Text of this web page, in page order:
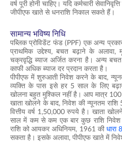
वर्ष पूरी होनी चाहिए। यदि कर्मचारी
जीपीएफ खाते से धनराशि निकाल सकते हैं।
सामान्य भविष्य निधि
पब्लिक प्रोविडेंट फंड (PPF) एक अन्य
प्राथमिक उद्देश्य, बचत बढ़ाने के
चक्रवृद्धि ब्याज अर्जित करना है। अन्य
काफी अधिक ब्याज दर प्रदान करता है।
पीपीएफ में शुरुआती निवेश करने के बाद,
व्यक्ति के पास इसे हर 5 साल के लिए
खोलना बहुत मुश्किल नहीं है। आप मात्र
खाता खोलने के बाद, निवेश की न्यूनतम
वित्तीय वर्ष 1,50,000 रुपये है। खाता
साल में कम से कम एक बार कुछ राशि निवेश
राशि को आयकर अधिनियम, 1961 की धारा
सकता है। इसके अलावा, पीपीएफ खाते में